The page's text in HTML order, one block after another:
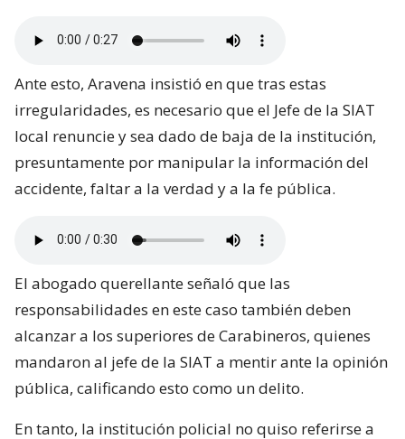
Ante esto, Aravena insistió en que tras estas
irregularidades, es necesario que el Jefe de la SIAT
local renuncie y sea dado de baja de la institución,
presuntamente por manipular la información del
accidente, faltar a la verdad y a la fe pública.
El abogado querellante señaló que las
responsabilidades en este caso también deben
alcanzar a los superiores de Carabineros, quienes
mandaron al jefe de la SIAT a mentir ante la opinión
pública, calificando esto como un delito.
En tanto, la institución policial no quiso referirse a